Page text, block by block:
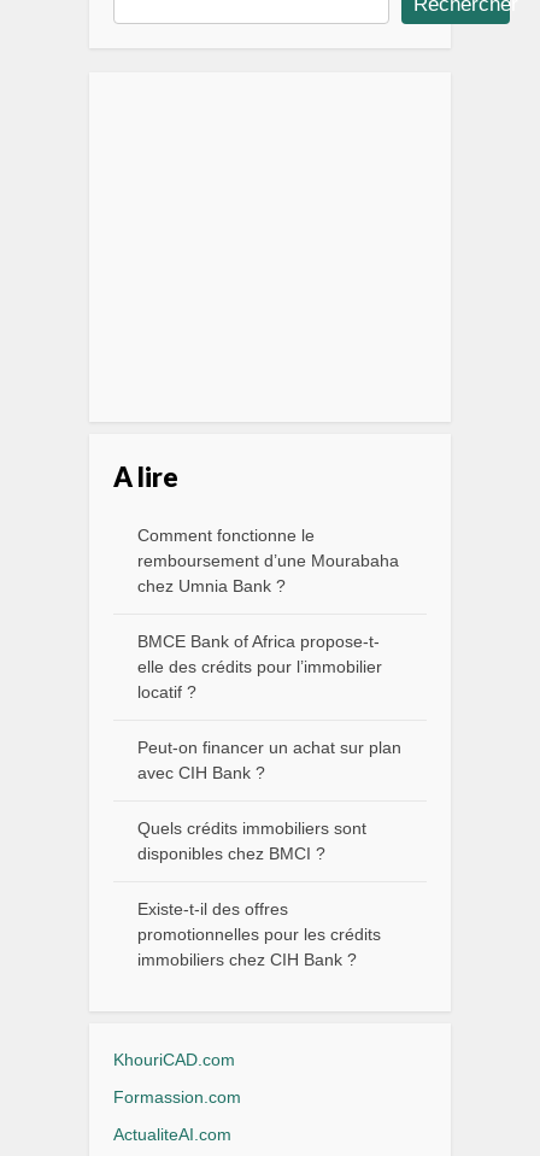
A lire
Comment fonctionne le
remboursement d’une Mourabaha
chez Umnia Bank ?
BMCE Bank of Africa propose-t-
elle des crédits pour l’immobilier
locatif ?
Peut-on financer un achat sur plan
avec CIH Bank ?
Quels crédits immobiliers sont
disponibles chez BMCI ?
Existe-t-il des offres
promotionnelles pour les crédits
immobiliers chez CIH Bank ?
KhouriCAD.com
Formassion.com
ActualiteAI.com